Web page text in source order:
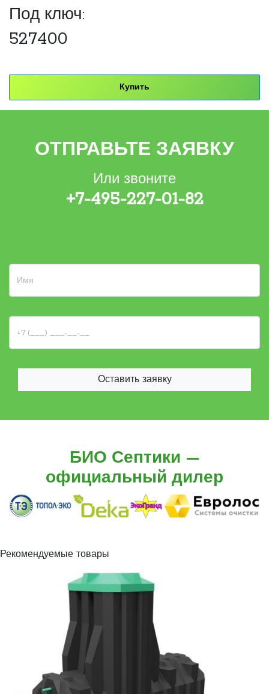
Под ключ:
527400
Купить
ОТПРАВЬТЕ ЗАЯВКУ
Или звоните
+7-495-227-01-82
Оставить заявку
БИО Септики —
официальный дилер
Рекомендуемые товары